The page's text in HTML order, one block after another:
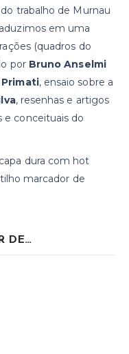
trabalho de Murnau
em uma
(quadros do
por Bruno Anselmi
Primati, ensaio sobre a
, resenhas e artigos
e conceituais do
dura com hot
marcador de
DE…